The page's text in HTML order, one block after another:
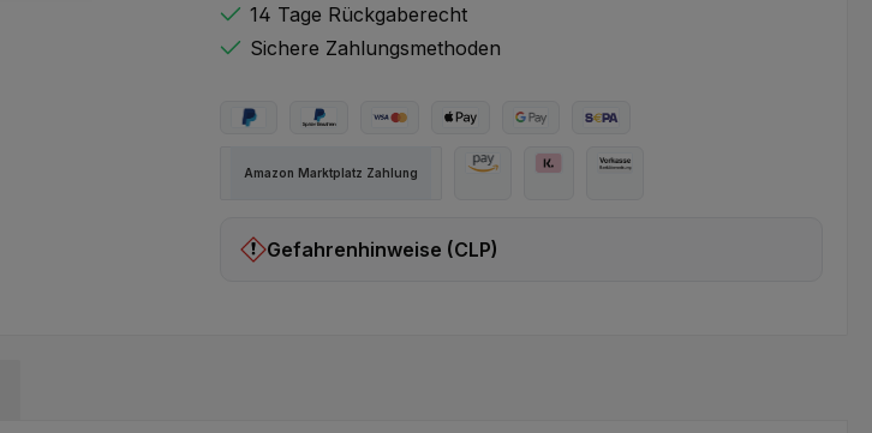
14 Tage Rückgaberecht
Sichere Zahlungsmethoden
Amazon Marktplatz Zahlung
Gefahrenhinweise (CLP)